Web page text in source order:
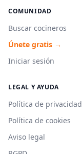
COMUNIDAD
Buscar cocineros
Únete gratis →
Iniciar sesión
LEGAL Y AYUDA
Política de privacidad
Política de cookies
Aviso legal